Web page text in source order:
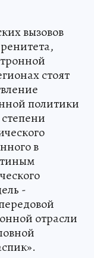
вызовов
стоят
политики
в
-
отрасли